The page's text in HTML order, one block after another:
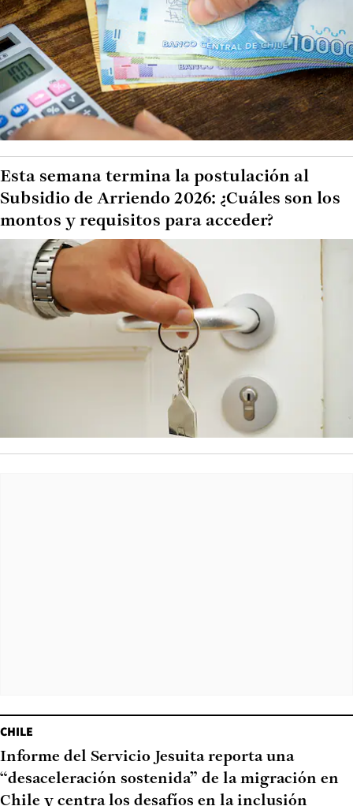
Esta semana termina la postulación al
Subsidio de Arriendo 2026: ¿Cuáles son los
montos y requisitos para acceder?
CHILE
Informe del Servicio Jesuita reporta una
“desaceleración sostenida” de la migración en
Chile y centra los desafíos en la inclusión